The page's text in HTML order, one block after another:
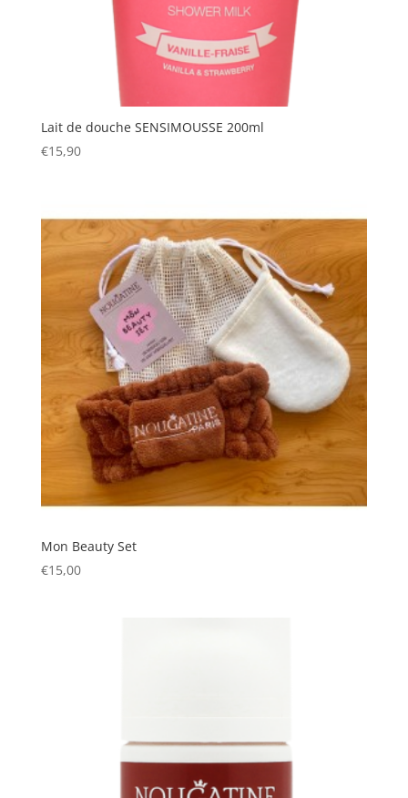
Lait de douche SENSIMOUSSE 200ml
€15,90
Mon Beauty Set
€15,00